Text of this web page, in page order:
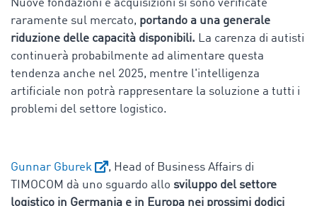
Nuove fondazioni e acquisizioni si sono verificate
raramente sul mercato, portando a una generale
riduzione delle capacità disponibili. La carenza di autisti
continuerà probabilmente ad alimentare questa
tendenza anche nel 2025, mentre l'intelligenza
artificiale non potrà rappresentare la soluzione a tutti i
problemi del settore logistico.
Gunnar Gburek
, Head of Business Affairs di
TIMOCOM dà uno sguardo allo sviluppo del settore
logistico in Germania e in Europa nei prossimi dodici